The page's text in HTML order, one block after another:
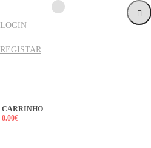
LOGIN
REGISTAR
CARRINHO
0.00€